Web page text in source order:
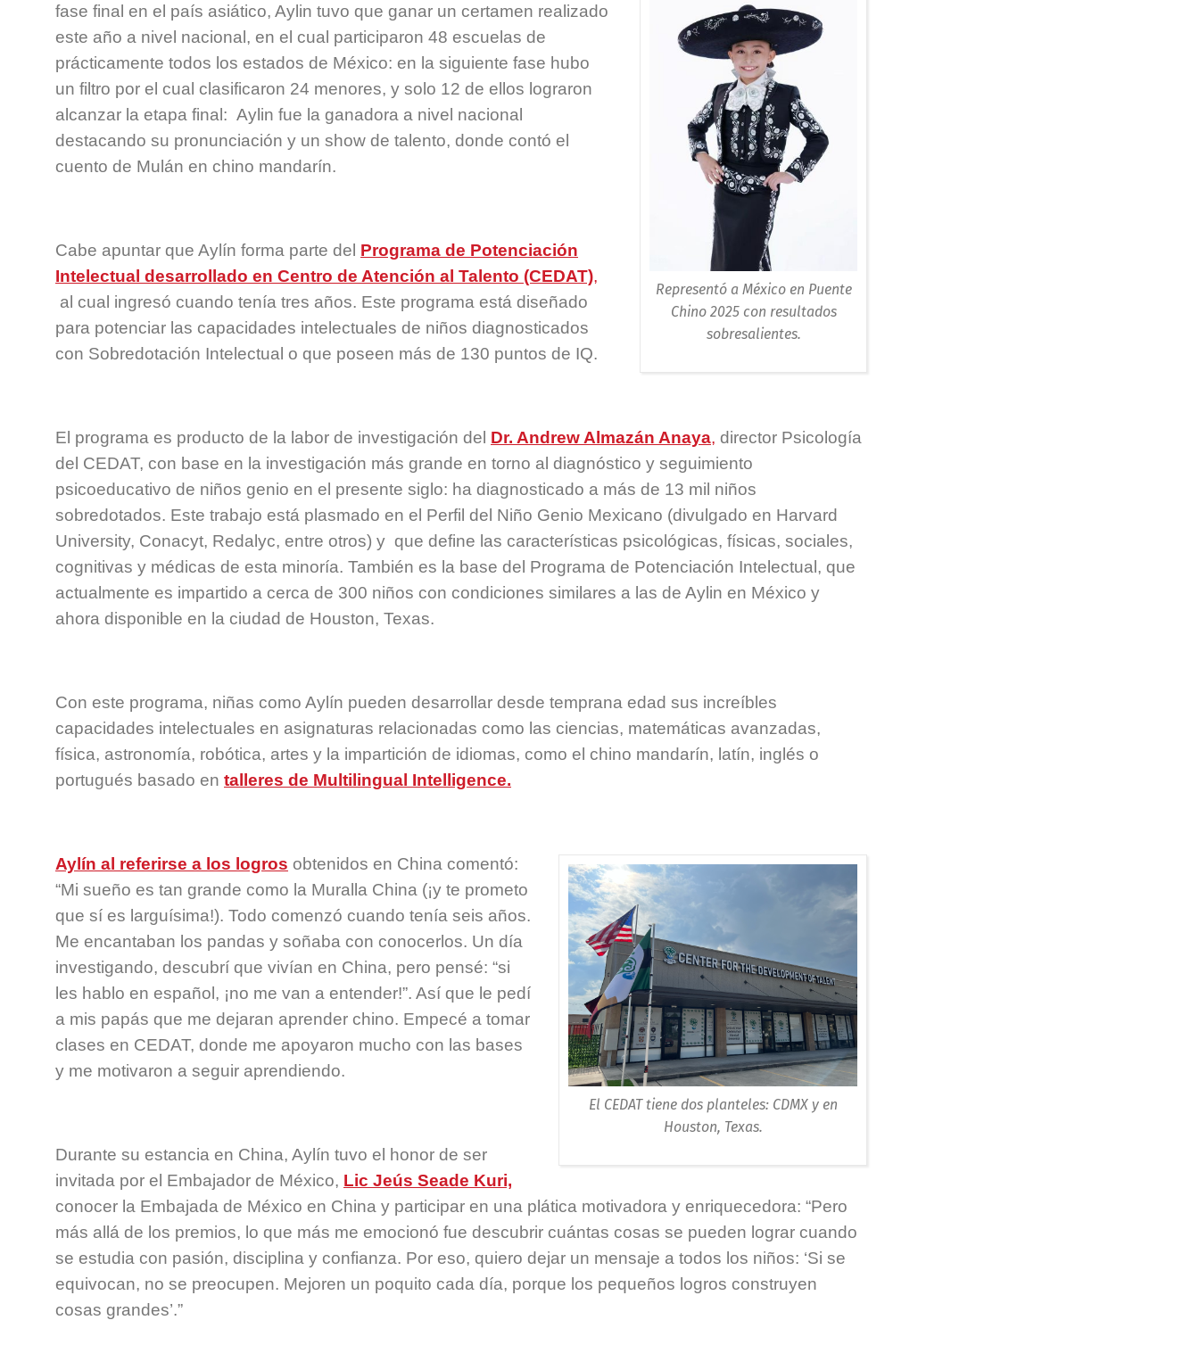
Representó a México en Puente
Chino 2025 con resultados
sobresalientes.
fase final en el país asiático, Aylin tuvo que ganar un certamen realizado
este año a nivel nacional, en el cual participaron 48 escuelas de
prácticamente todos los estados de México: en la siguiente fase hubo
un filtro por el cual clasificaron 24 menores, y solo 12 de ellos lograron
alcanzar la etapa final: Aylin fue la ganadora a nivel nacional
destacando su pronunciación y un show de talento, donde contó el
cuento de Mulán en chino mandarín.
Cabe apuntar que Aylín forma parte del Programa de Potenciación
Intelectual desarrollado en Centro de Atención al Talento (CEDAT),
al cual ingresó cuando tenía tres años. Este programa está diseñado
para potenciar las capacidades intelectuales de niños diagnosticados
con Sobredotación Intelectual o que poseen más de 130 puntos de IQ.
El programa es producto de la labor de investigación del Dr. Andrew Almazán Anaya, director Psicología
del CEDAT, con base en la investigación más grande en torno al diagnóstico y seguimiento
psicoeducativo de niños genio en el presente siglo: ha diagnosticado a más de 13 mil niños
sobredotados. Este trabajo está plasmado en el Perfil del Niño Genio Mexicano (divulgado en Harvard
University, Conacyt, Redalyc, entre otros) y que define las características psicológicas, físicas, sociales,
cognitivas y médicas de esta minoría. También es la base del Programa de Potenciación Intelectual, que
actualmente es impartido a cerca de 300 niños con condiciones similares a las de Aylin en México y
ahora disponible en la ciudad de Houston, Texas.
Con este programa, niñas como Aylín pueden desarrollar desde temprana edad sus increíbles
capacidades intelectuales en asignaturas relacionadas como las ciencias, matemáticas avanzadas,
física, astronomía, robótica, artes y la impartición de idiomas, como el chino mandarín, latín, inglés o
portugués basado en talleres de Multilingual Intelligence.
El CEDAT tiene dos planteles: CDMX y en
Houston, Texas.
Aylín al referirse a los logros obtenidos en China comentó:
“Mi sueño es tan grande como la Muralla China (¡y te prometo
que sí es larguísima!). Todo comenzó cuando tenía seis años.
Me encantaban los pandas y soñaba con conocerlos. Un día
investigando, descubrí que vivían en China, pero pensé: “si
les hablo en español, ¡no me van a entender!”. Así que le pedí
a mis papás que me dejaran aprender chino. Empecé a tomar
clases en CEDAT, donde me apoyaron mucho con las bases
y me motivaron a seguir aprendiendo.
Durante su estancia en China, Aylín tuvo el honor de ser
invitada por el Embajador de México, Lic Jeús Seade Kuri,
conocer la Embajada de México en China y participar en una plática motivadora y enriquecedora: “Pero
más allá de los premios, lo que más me emocionó fue descubrir cuántas cosas se pueden lograr cuando
se estudia con pasión, disciplina y confianza. Por eso, quiero dejar un mensaje a todos los niños: ‘Si se
equivocan, no se preocupen. Mejoren un poquito cada día, porque los pequeños logros construyen
cosas grandes’.”